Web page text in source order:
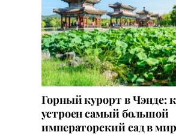
Горный курорт в Чэнде:
устроен самый большой
императорский сад в